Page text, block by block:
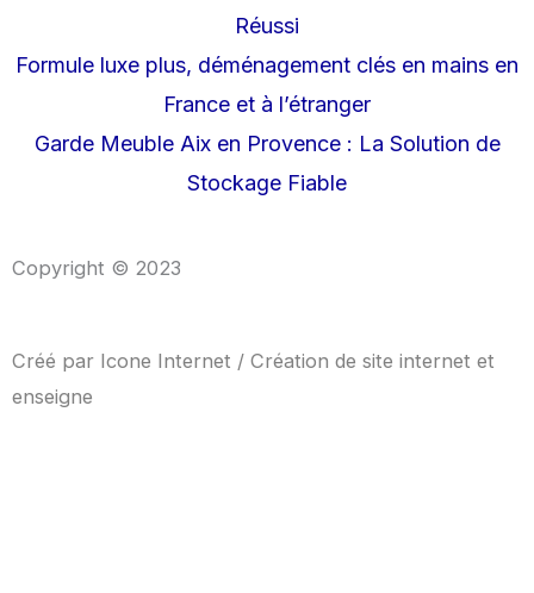
Réussi
Formule luxe plus, déménagement clés en mains en
France et à l’étranger
Garde Meuble Aix en Provence : La Solution de
Stockage Fiable
Copyright © 2023
Créé par Icone Internet / Création de site internet et
enseigne